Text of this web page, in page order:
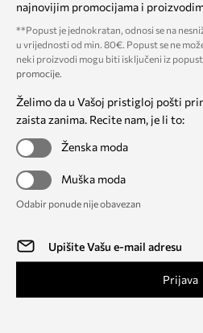
najnovijim promocijama i
**Popust je jednokratan, odnosi se na
u vrijednosti od min. 80€. Popust se ne
neki proizvodi mogu biti isključeni iz
promocije.
Želimo da u Vašoj pristigloj pošti
zaista zanima. Recite nam, je li to:
Ženska moda
Muška moda
Odabir ponude nije obavezan
Prijava